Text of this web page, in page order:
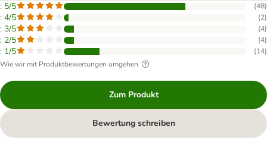
: 5/5 (48)
: 4/5 (2)
: 3/5 (4)
: 2/5 (4)
: 1/5 (14)
Wie wir mit Produktbewertungen umgehen
Zum Produkt
Bewertung schreiben